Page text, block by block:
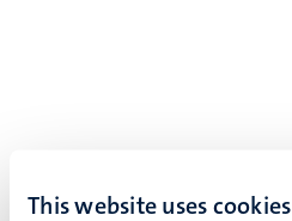
This website uses cookies